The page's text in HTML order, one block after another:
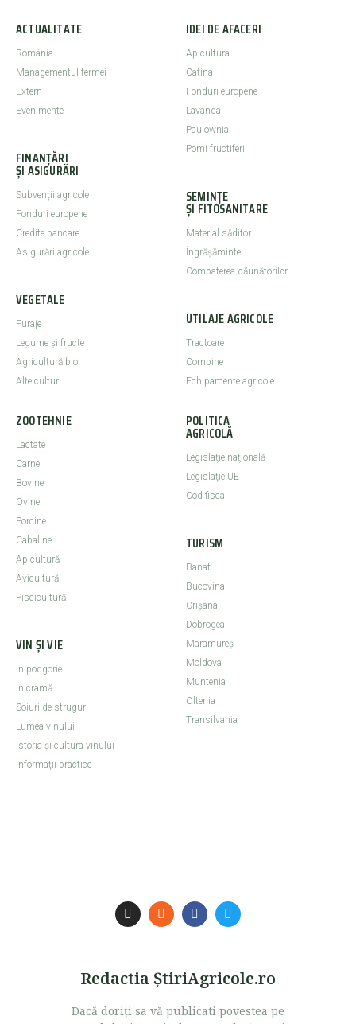
ACTUALITATE
România
Managementul fermei
Extern
Evenimente
FINANȚĂRI
ȘI ASIGURĂRI
Subvenții agricole
Fonduri europene
Credite bancare
Asigurări agricole
VEGETALE
Furaje
Legume şi fructe
Agricultură bio
Alte culturi
IDEI DE AFACERI
Apicultura
Catina
Fonduri europene
Lavanda
Paulownia
Pomi fructiferi
SEMINȚE
ȘI FITOSANITARE
Material săditor
Îngrășăminte
Combaterea dăunătorilor
UTILAJE AGRICOLE
Tractoare
Combine
Echipamente agricole
ZOOTEHNIE
Lactate
Carne
Bovine
Ovine
Porcine
Cabaline
Apicultură
Avicultură
Piscicultură
VIN ȘI VIE
În podgorie
În cramă
Soiuri de struguri
Lumea vinului
Istoria şi cultura vinului
Informaţii practice
POLITICA
AGRICOLĂ
Legislaţie naţională
Legislaţie UE
Cod fiscal
TURISM
Banat
Bucovina
Crişana
Dobrogea
Maramureş
Moldova
Muntenia
Oltenia
Transilvania
Redactia ŞtiriAgricole.ro
Dacă doriţi sa vă publicati povestea pe